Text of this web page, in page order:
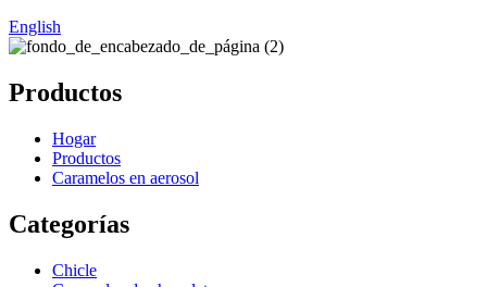
English
Productos
Hogar
Productos
Caramelos en aerosol
Categorías
Chicle